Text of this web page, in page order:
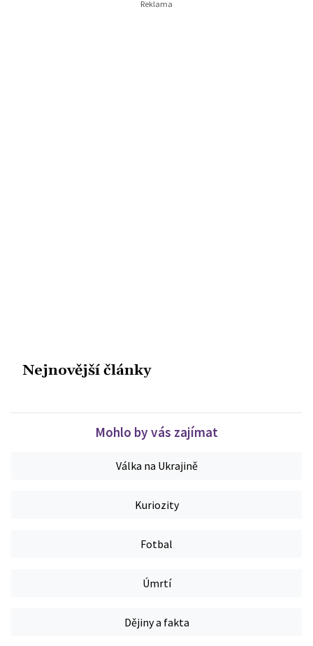
Nejnovější články
Mohlo by vás zajímat
Válka na Ukrajině
Kuriozity
Fotbal
Úmrtí
Dějiny a fakta